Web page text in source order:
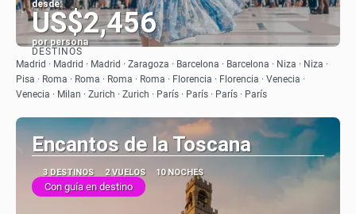
desde:
US$2,456
por persona
Ver
DESTINOS
Madrid · Madrid · Madrid · Zaragoza · Barcelona · Barcelona · Niza · Niza ·
Pisa · Roma · Roma · Roma · Roma · Florencia · Florencia · Venecia ·
Venecia · Milan · Zurich · Zurich · París · París · París · París
Encantos de la Toscana
3 DESTINOS 2 VUELOS 10 NOCHES
Con guía en destino